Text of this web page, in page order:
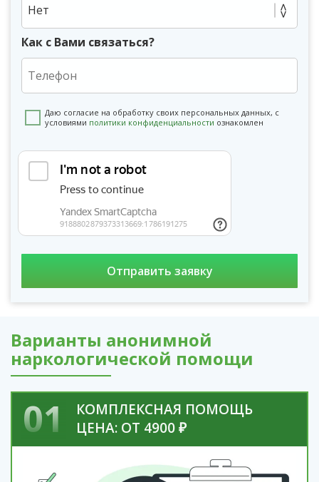
Нет
Как с Вами связаться?
Даю согласие на обработку своих персональных данных, с
условиями политики конфиденциальности ознакомлен
Варианты анонимной
наркологической помощи
01
КОМПЛЕКСНАЯ ПОМОЩЬ
ЦЕНА: ОТ 4900 ₽